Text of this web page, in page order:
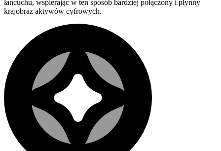
łańcuchu, wspierając w ten sposób bardziej połączony i płynny
krajobraz aktywów cyfrowych.